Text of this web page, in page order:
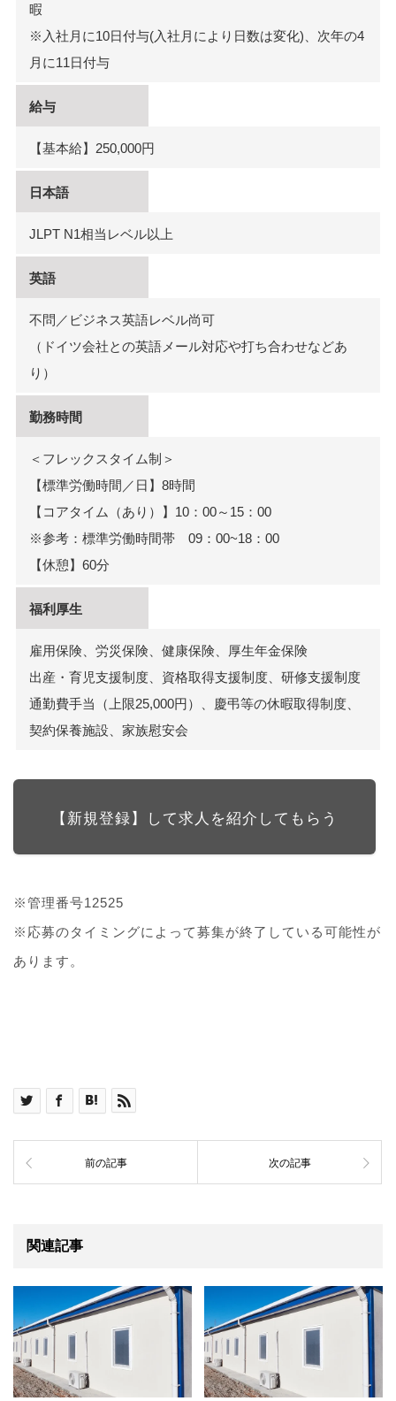
暇
※入社月に10日付与(入社月により日数は変化)、次年の4
月に11日付与
給与
【基本給】250,000円
日本語
JLPT N1相当レベル以上
英語
不問／ビジネス英語レベル尚可
（ドイツ会社との英語メール対応や打ち合わせなどあ
り）
勤務時間
＜フレックスタイム制＞
【標準労働時間／日】8時間
【コアタイム（あり）】10：00～15：00
※参考：標準労働時間帯 09：00~18：00
【休憩】60分
福利厚生
雇用保険、労災保険、健康保険、厚生年金保険
出産・育児支援制度、資格取得支援制度、研修支援制度
通勤費手当（上限25,000円）、慶弔等の休暇取得制度、
契約保養施設、家族慰安会
【新規登録】して求人を紹介してもらう
※管理番号12525
※応募のタイミングによって募集が終了している可能性が
あります。
前の記事 次の記事
関連記事